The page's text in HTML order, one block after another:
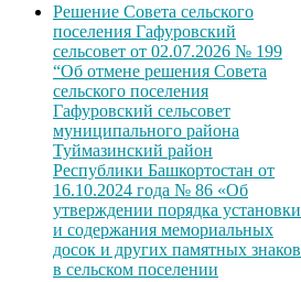
Решение Совета сельского
поселения Гафуровский
сельсовет от 02.07.2026 № 199
“Об отмене решения Совета
сельского поселения
Гафуровский сельсовет
муниципального района
Туймазинский район
Республики Башкортостан от
16.10.2024 года № 86 «Об
утверждении порядка установки
и содержания мемориальных
досок и других памятных знаков
в сельском поселении